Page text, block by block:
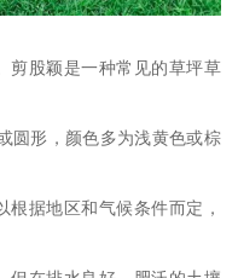
剪股颖是一种常见的草坪草
圆形，颜色多为浅黄色或棕
据地区和气候条件而定，